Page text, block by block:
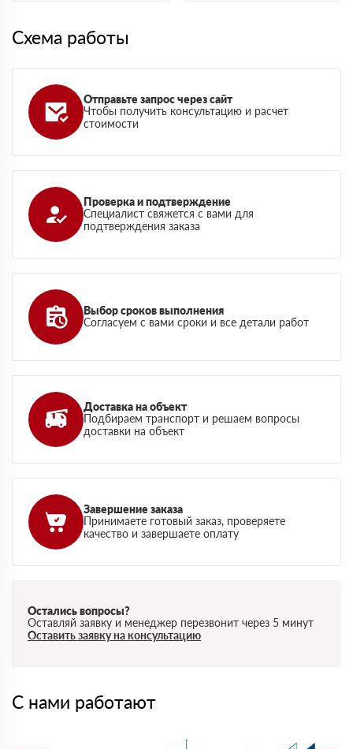
Схема работы
Отправьте запрос через сайт
Чтобы получить консультацию и расчет
стоимости
Проверка и подтверждение
Специалист свяжется с вами для
подтверждения заказа
Выбор сроков выполнения
Согласуем с вами сроки и все детали работ
Доставка на объект
Подбираем транспорт и решаем вопросы
доставки на объект
Завершение заказа
Принимаете готовый заказ, проверяете
качество и завершаете оплату
Остались вопросы?
Оставляй заявку и менеджер перезвонит через 5 минут
Оставить заявку на консультацию
С нами работают